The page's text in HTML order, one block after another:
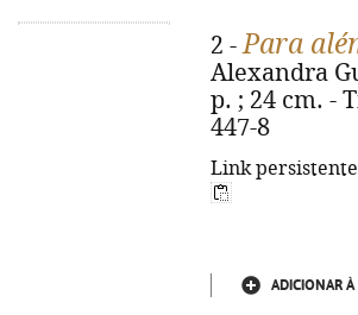
2 -Para
Alexandra
p. ; 24 cm. -
447-8
Link
ADICIONAR À